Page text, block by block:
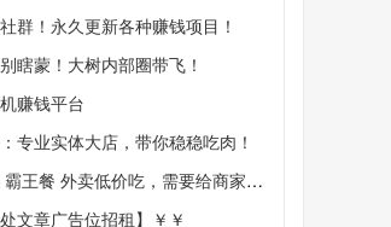
群！永久更新各种赚钱项目！
瞎蒙！大树内部圈带飞！
赚钱平台
专业实体大店，带你稳稳吃肉！
王餐 外卖低价吃，需要给商家好评
文章广告位招租】￥￥